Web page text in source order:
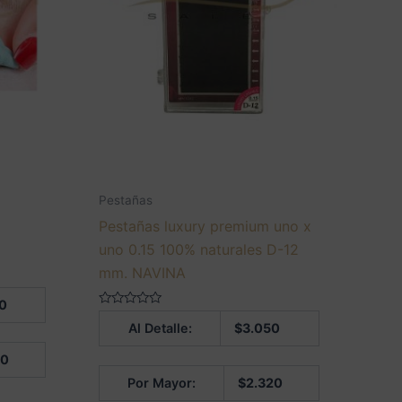
Pestañas
Pestañas luxury premium uno x
uno 0.15 100% naturales D-12
mm. NAVINA
Al Detalle: $3.050
Por Mayor: $2.320